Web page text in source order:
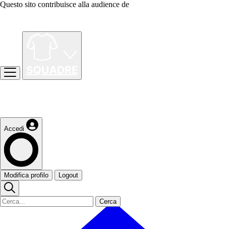
Questo sito contribuisce alla audience de
Accedi
Modifica profilo Logout
Cerca